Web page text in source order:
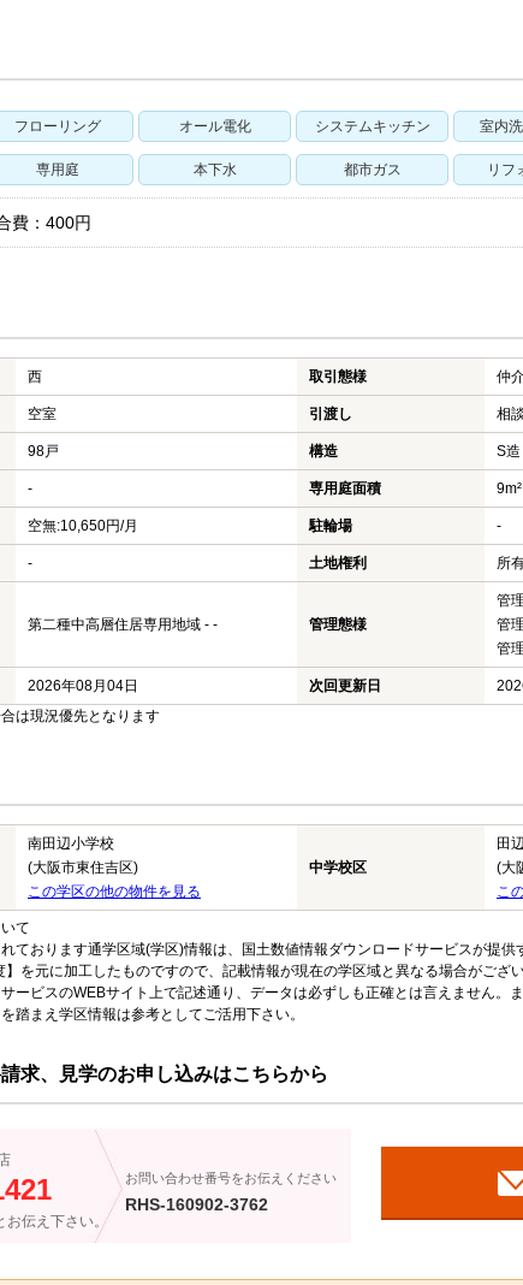
フローリング オール電化 システムキッチン 室内
専用庭 本下水 都市ガス リフ
費：400円
西 取引態様 仲
空室 引渡し 相談
98戸 構造 S造
- 専用庭面積 9m²
空無:10,650円/月 駐輪場 -
- 土地権利 所
第二種中高層住居専用地域 - - 管理態様
管
管
管
2026年08月04日 次回更新日
は現況優先となります
南田辺小学校
(大阪市東住吉区)
この学区の他の物件を見る
中学校区
田
(大
こ
て
ております通学区域(学区)情報は、国土数値情報ダウンロードサービスが提
を元に加工したものですので、記載情報が現在の学区域と異なる場合がござい
ービスのWEBサイト上で記述通り、データは必ずしも正確とは言えません。
踏まえ学区情報は参考としてご活用下さい。
求、見学のお申し込みはこちらから
お伝え下さい。
お問い合わせ番号をお伝えください
RHS-160902-3762